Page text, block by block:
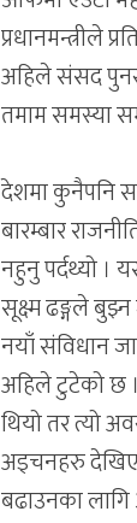
प्रधानमन्त्रीले
अहिले संसद
तमाम समस्या
देशमा कुनैपनि
बारम्बार
नहुनु पर्दथ्यो ।
सूक्ष्म ढङ्गले
नयाँ संविधान
अहिले टुटेको छ
थियो तर त्यो
अड्चनहरु देखिए
बढाउनका